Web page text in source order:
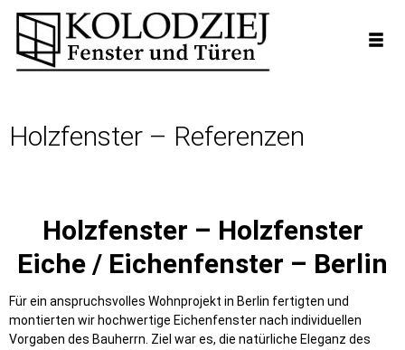
Holzfenster – Referenzen
Holzfenster – Holzfenster
Eiche / Eichenfenster – Berlin
Für ein anspruchsvolles Wohnprojekt in Berlin fertigten und
montierten wir hochwertige Eichenfenster nach individuellen
Vorgaben des Bauherrn. Ziel war es, die natürliche Eleganz des